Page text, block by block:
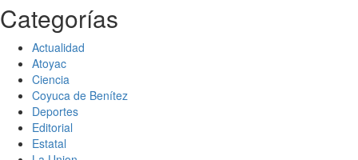
Categorías
Actualidad
Atoyac
Ciencia
Coyuca de Benítez
Deportes
Editorial
Estatal